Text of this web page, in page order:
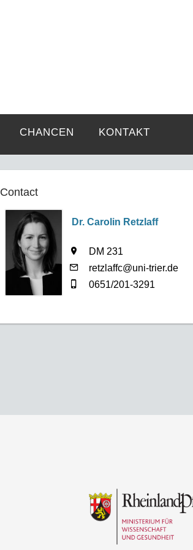
CHANCEN KONTAKT
Contact
Dr. Carolin Retzlaff
DM 231
retzlaffc@uni-trier.de
0651/201-3291